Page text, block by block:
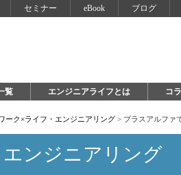
セミナー eBook ブログ
覧 エンジニアライフとは コ
ーク×ライフ・エンジニアリング > プラスアルファ
ンジニアリング